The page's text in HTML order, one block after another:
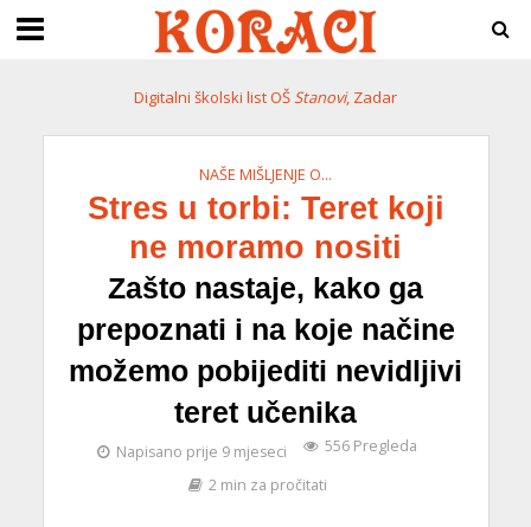
Digitalni školski list OŠStanovi, Zadar
NAŠE MIŠLJENJE O…
Stres u torbi: Teret koji
ne moramo nositi
Zašto nastaje, kako ga
prepoznati i na koje načine
možemo pobijediti nevidljivi
teret učenika
Napisano prije 9 mjeseci
556 Pregleda
2 min za pročitati